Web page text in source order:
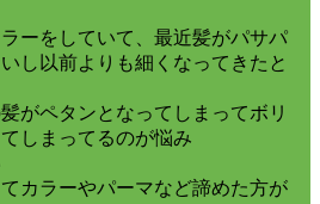
ーをしていて、最近髪がパサパ
し以前よりも細くなってきたと
がペタンとなってしまってボリ
しまってるのが悩み
カラーやパーマなど諦めた方が